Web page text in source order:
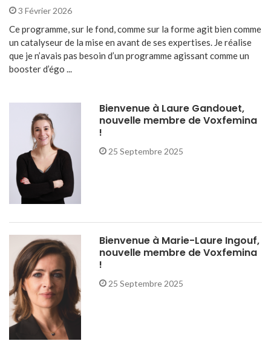
3 Février 2026
Ce programme, sur le fond, comme sur la forme agit bien comme
un catalyseur de la mise en avant de ses expertises. Je réalise
que je n’avais pas besoin d’un programme agissant comme un
booster d’égo ...
Bienvenue à Laure Gandouet,
nouvelle membre de Voxfemina
!
25 Septembre 2025
Bienvenue à Marie-Laure Ingouf,
nouvelle membre de Voxfemina
!
25 Septembre 2025